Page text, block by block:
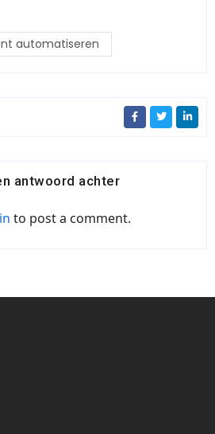
automatiseren
antwoord achter
to post a comment.